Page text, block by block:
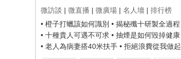
微訪談 | 微直播 | 微廣場 | 名人墻 | 排行榜
• 橙子打蠟該如何識別 • 揭秘殲十研製全過程
• 十種貴人可遇不可求 • 抽煙是如何毀掉健康
• 老人為病妻搭40米扶手 • 拒絕浪費從我做起